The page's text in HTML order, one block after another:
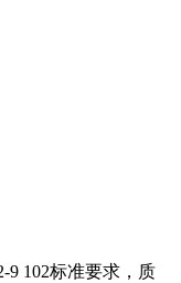
9 102标准要求，质